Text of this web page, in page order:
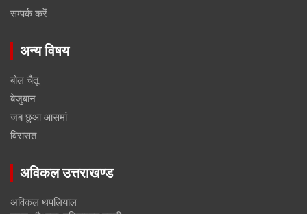
सम्पर्क करें
अन्य विषय
बोल चैतू
बेजुबान
जब छुआ आसमां
विरासत
अविकल उत्तराखण्ड
अविकल थपलियाल